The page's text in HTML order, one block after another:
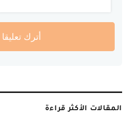
أترك تعليقا
المقالات الأكثر قراءة